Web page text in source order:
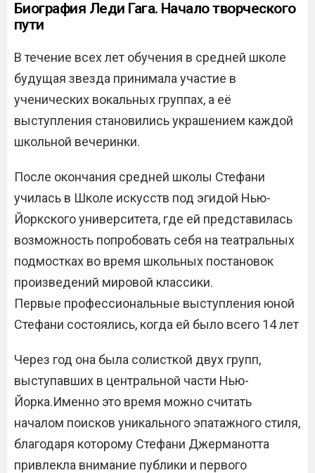
Биография Леди Гага. Начало творческого
пути
В течение всех лет обучения в средней школе
будущая звезда принимала участие в
ученических вокальных группах, а её
выступления становились украшением каждой
школьной вечеринки.
После окончания средней школы Стефани
училась в Школе искусств под эгидой Нью-
Йоркского университета, где ей представилась
возможность попробовать себя на театральных
подмостках во время школьных постановок
произведений мировой классики.
Первые профессиональные выступления юной
Стефани состоялись, когда ей было всего 14 лет
Через год она была солисткой двух групп,
выступавших в центральной части Нью-
Йорка.Именно это время можно считать
началом поисков уникального эпатажного стиля,
благодаря которому Стефани Джерманотта
привлекла внимание публики и первого